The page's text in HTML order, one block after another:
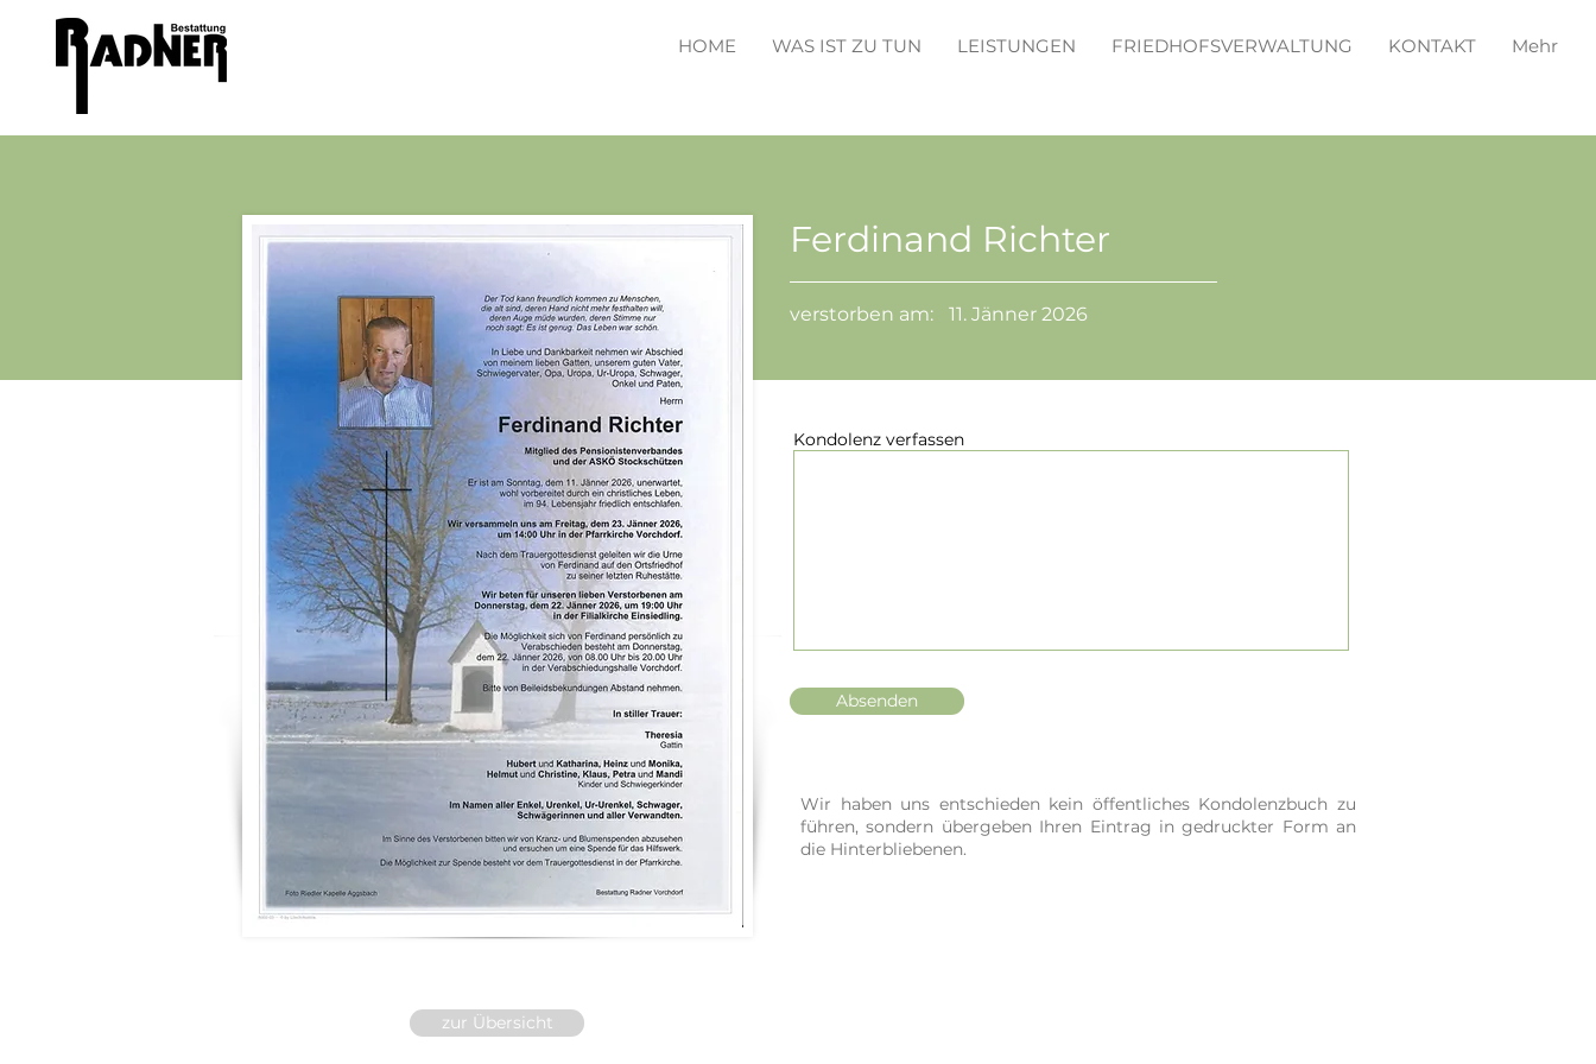
HOME WAS IST ZU TUN LEISTUNGEN FRIEDHOFSVERWALTUNG KONTAKT Mehr
Ferdinand Richter
verstorben am: 11. Jänner 2026
Kondolenz verfassen
Absenden
Wir haben uns entschieden kein öffentliches Kondolenzbuch zu
führen, sondern übergeben Ihren Eintrag in gedruckter Form an
die Hinterbliebenen.
zur Übersicht